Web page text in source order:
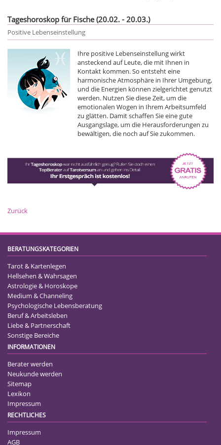
Tageshoroskop für Fische (20.02. - 20.03.)
Positive Lebenseinstellung
Ihre positive Lebenseinstellung wirkt
ansteckend auf Leute, die mit Ihnen in
Kontakt kommen. So entsteht eine
harmonische Atmosphäre in Ihrer Umgebung,
und die Energien können zielgerichtet genutzt
werden. Nutzen Sie diese Zeit, um die
emotionalen Wogen in Ihrem Arbeitsumfeld
zu glätten. Damit schaffen Sie eine gute
Ausgangslage, um die Herausforderungen zu
bewältigen, die noch auf Sie zukommen.
Zurück
BERATUNGSKATEGORIEN
Tarot & Kartenlegen
Hellsehen & Wahrsagen
Astrologie & Horoskope
Medium & Channeling
Psychologische Lebensberatung
Beruf & Arbeitsleben
Liebe & Partnerschaft
Sonstige Bereiche
INFORMATIONEN
Berater werden
Neukunde werden
Sitemap
Lexikon
Impressum
RECHTLICHES
Impressum
AGB